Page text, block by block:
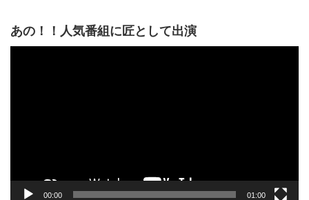
あの！！人気番組に匠として出演
00:00 01:00